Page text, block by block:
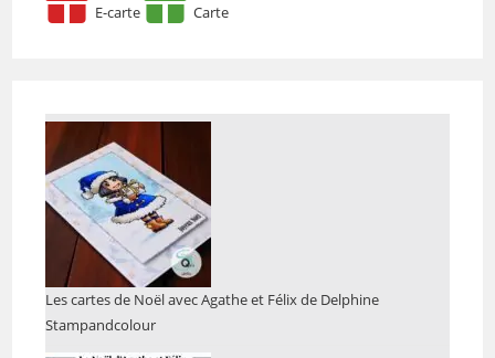
E-carte Carte
Les cartes de Noël avec Agathe et Félix de Delphine
Stampandcolour